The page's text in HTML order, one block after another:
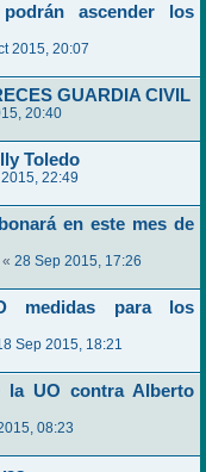
ascender los
2015, 20:07
GUARDIA CIVIL
20:40
Toledo
22:49
en este mes de
« 28 Sep 2015, 17:26
medidas para los
Sep 2015, 18:21
la UO contra Alberto
08:23